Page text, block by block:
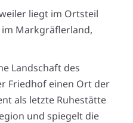
liegt im Ortsteil
Markgräflerland,
Landschaft des
Friedhof einen Ort der
als letzte Ruhestätte
und spiegelt die